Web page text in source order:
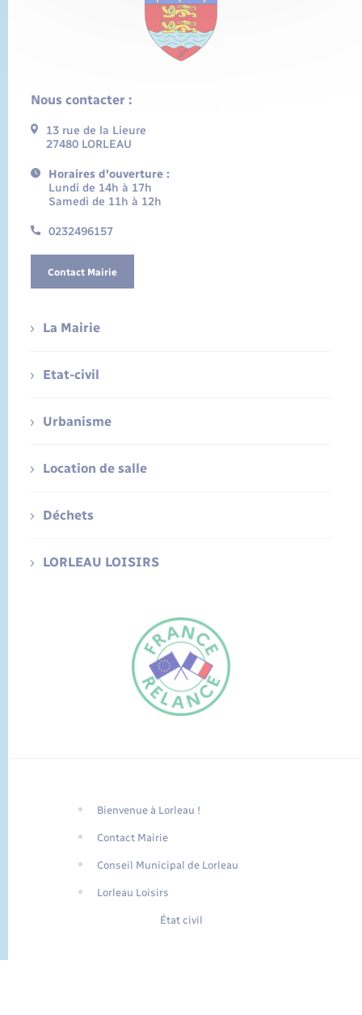
Traduction du
FR
Nous contacter :
13 rue de la Lieure
27480 LORLEAU
Horaires d'ouverture :
Lundi de 14h à 17h
Samedi de 11h à 12h
0232496157
Contact Mairie
La Mairie
Etat-civil
Urbanisme
Location de salle
Déchets
LORLEAU LOISIRS
Bienvenue à Lorleau !
Contact Mairie
Conseil Municipal de Lorleau
Lorleau Loisirs
État civil